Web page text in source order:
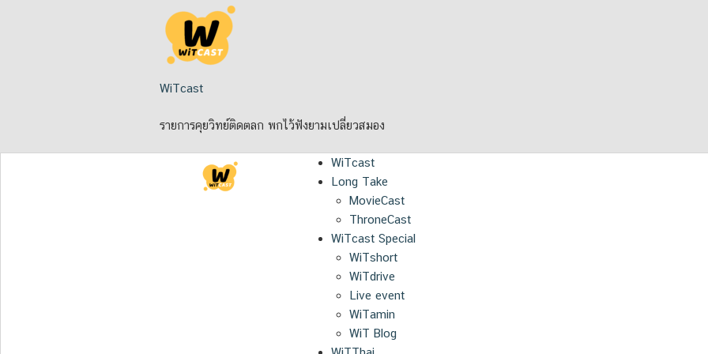
WiTcast
รายการคุยวิทย์ติดตลก พกไว้ฟังยามเปลี่ยวสมอง
WiTcast
Long Take
MovieCast
ThroneCast
WiTcast Special
WiTshort
WiTdrive
Live event
WiTamin
WiT Blog